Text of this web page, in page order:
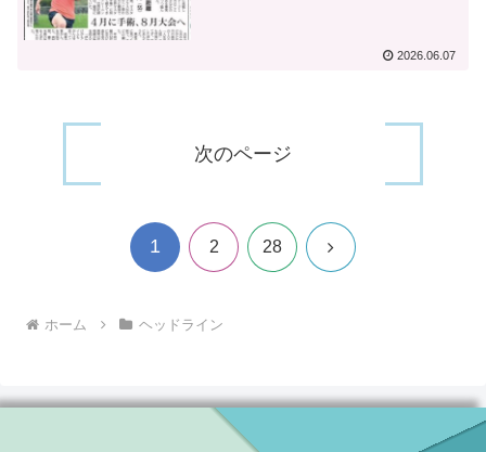
2026.06.07
次のページ
1 2 28 次
ホーム ヘッドライン